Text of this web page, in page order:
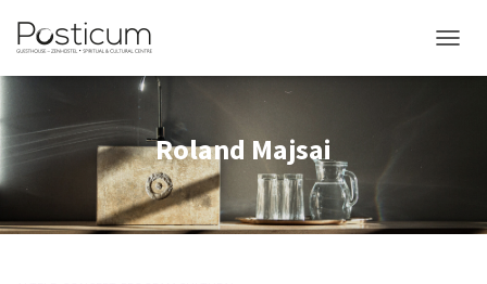
Roland Majsai